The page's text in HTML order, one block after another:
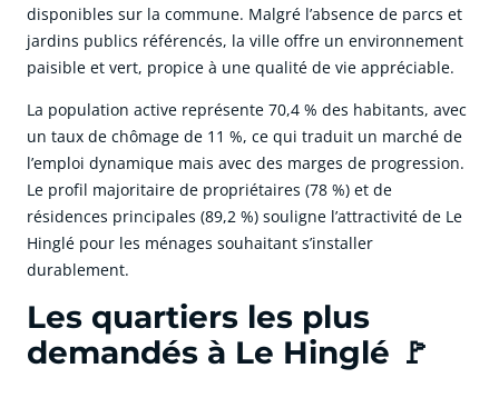
disponibles sur la commune. Malgré l’absence de parcs et
jardins publics référencés, la ville offre un environnement
paisible et vert, propice à une qualité de vie appréciable.
La population active représente 70,4 % des habitants, avec
un taux de chômage de 11 %, ce qui traduit un marché de
l’emploi dynamique mais avec des marges de progression.
Le profil majoritaire de propriétaires (78 %) et de
résidences principales (89,2 %) souligne l’attractivité de Le
Hinglé pour les ménages souhaitant s’installer
durablement.
Les quartiers les plus
demandés à Le Hinglé 🚩